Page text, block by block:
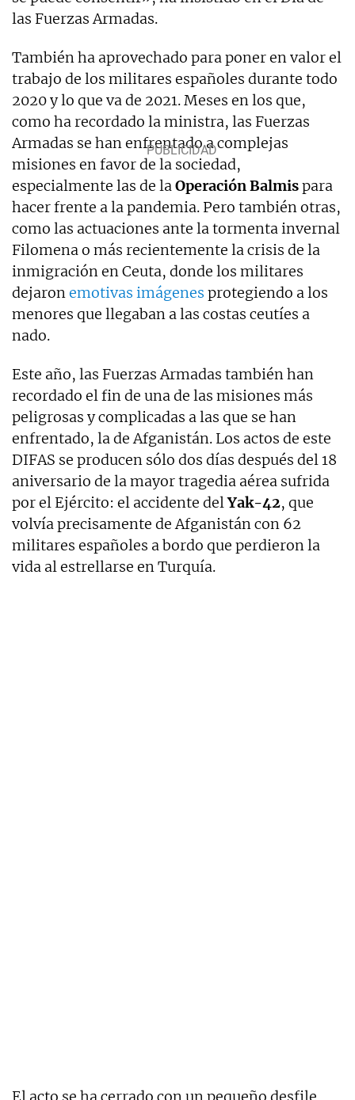
las Fuerzas Armadas.
También ha aprovechado para poner en valor el
trabajo de los militares españoles durante todo
2020 y lo que va de 2021. Meses en los que,
como ha recordado la ministra, las Fuerzas
Armadas se han enfrentado a complejas
misiones en favor de la sociedad,
especialmente las de laOperación Balmispara
hacer frente a la pandemia. Pero también otras,
como las actuaciones ante la tormenta invernal
Filomena o más recientemente la crisis de la
inmigración en Ceuta, donde los militares
dejaronemotivas imágenes protegiendo a los
menores que llegaban a las costas ceutíes a
nado.
Este año, las Fuerzas Armadas también han
recordado el fin de una de las misiones más
peligrosas y complicadas a las que se han
enfrentado, la de Afganistán. Los actos de este
DIFAS se producen sólo dos días después del 18
aniversario de la mayor tragedia aérea sufrida
por el Ejército: el accidente delYak-42, que
volvía precisamente de Afganistán con 62
militares españoles a bordo que perdieron la
vida al estrellarse en Turquía.
El acto se ha cerrado con un pequeño desfile